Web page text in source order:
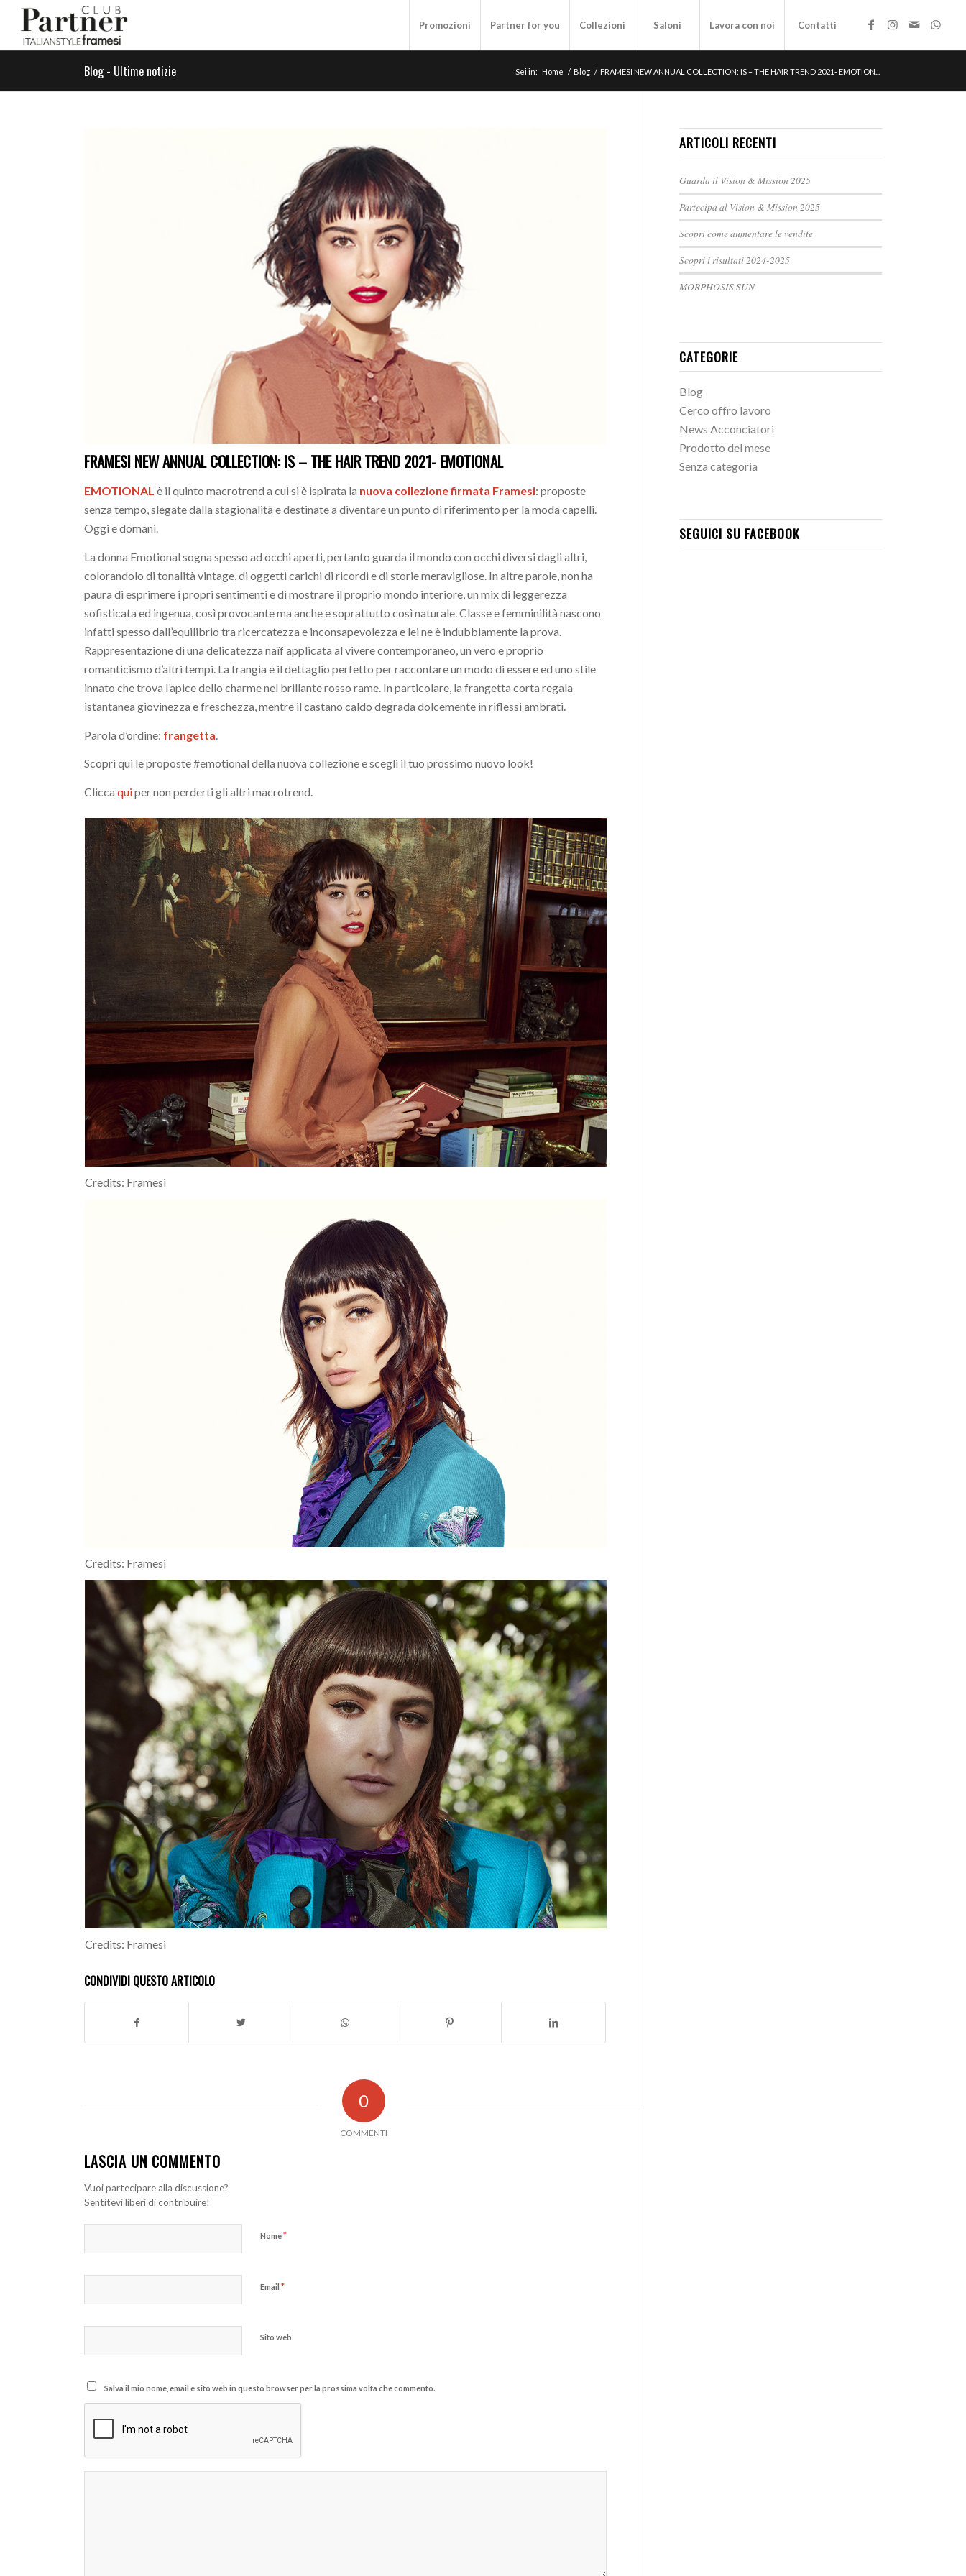
Promozioni Partner for you Collezioni Saloni Lavora con noi Contatti
Blog - Ultime notizie Sei in: Home / Blog / FRAMESI NEW ANNUAL COLLECTION: IS – THE HAIR TREND 2021- EMOTION...
FRAMESI NEW ANNUAL COLLECTION: IS – THE HAIR TREND 2021- EMOTIONAL
EMOTIONALè il quinto macrotrend a cui si è ispirata la nuova collezione firmata Framesi: proposte
senza tempo, slegate dalla stagionalità e destinate a diventare un punto di riferimento per la moda capelli.
Oggi e domani.
La donna Emotional sogna spesso ad occhi aperti, pertanto guarda il mondo con occhi diversi dagli altri,
colorandolo di tonalità vintage, di oggetti carichi di ricordi e di storie meravigliose. In altre parole, non ha
paura di esprimere i propri sentimenti e di mostrare il proprio mondo interiore, un mix di leggerezza
sofisticata ed ingenua, così provocante ma anche e soprattutto così naturale. Classe e femminilità nascono
infatti spesso dall’equilibrio tra ricercatezza e inconsapevolezza e lei ne è indubbiamente la prova.
Rappresentazione di una delicatezza naïf applicata al vivere contemporaneo, un vero e proprio
romanticismo d’altri tempi. La frangia è il dettaglio perfetto per raccontare un modo di essere ed uno stile
innato che trova l’apice dello charme nel brillante rosso rame. In particolare, la frangetta corta regala
istantanea giovinezza e freschezza, mentre il castano caldo degrada dolcemente in riflessi ambrati.
Parola d’ordine: frangetta
Scopri qui le proposte #emotional della nuova collezione e scegli il tuo prossimo nuovo look!
Cliccaquiper non perderti gli altri macrotrend.
Credits: Framesi
Credits: Framesi
Credits: Framesi
CONDIVIDI QUESTO ARTICOLO
0
COMMENTI
LASCIA UN COMMENTO
Vuoi partecipare alla discussione?
Sentitevi liberi di contribuire!
Nome*
Email*
Sito web
Salva il mio nome, email e sito web in questo browser per la prossima volta che commento.
ARTICOLI RECENTI
Guarda il Vision & Mission 2025
Partecipa al Vision & Mission 2025
Scopri come aumentare le vendite
Scopri i risultati 2024-2025
MORPHOSIS SUN
CATEGORIE
Blog
Cerco offro lavoro
News Acconciatori
Prodotto del mese
Senza categoria
SEGUICI SU FACEBOOK